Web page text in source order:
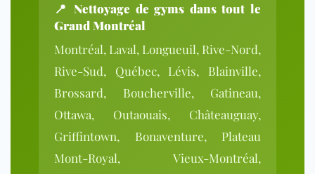
📍Nettoyage de gyms dans tout le
Grand Montréal
Montréal, Laval, Longueuil, Rive-Nord,
Rive-Sud, Québec, Lévis, Blainville,
Brossard, Boucherville, Gatineau,
Ottawa, Outaouais, Châteauguay,
Griffintown, Bonaventure, Plateau
Mont-Royal, Vieux-Montréal,